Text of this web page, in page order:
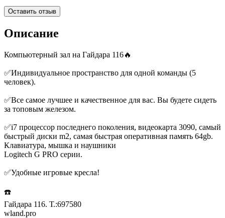
Оставить отзыв
Описание
Компьютерный зал на Гайдара 116🔥
✅Индивидуальное пространство для одной команды (5
человек).
✅Все самое лучшее и качественное для вас. Вы будете сидеть
за топовым железом.
✅i7 процессор последнего поколения, видеокарта 3090, самый
быстрый диски m2, самая быстрая оперативная память 64gb.
Клавиатура, мышка и наушники
Logitech G PRO серии.
✅Удобные игровые кресла!
☎️
Гайдара 116. Т.:697580
wland.pro